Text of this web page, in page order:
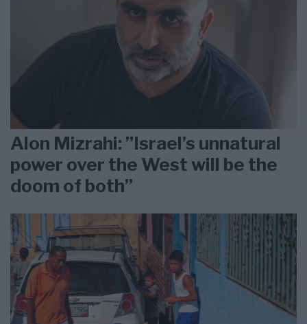
Alon Mizrahi: ”Israel’s unnatural
power over the West will be the
doom of both”